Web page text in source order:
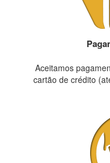
Aceitamos
cartão de crédito